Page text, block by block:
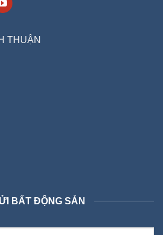
THUẬN
BẤT ĐỘNG SẢN